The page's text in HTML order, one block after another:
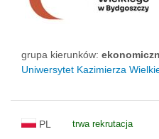
grupa kierunków:
Uniwersytet Kazimierza
PL trwa rekrutacja